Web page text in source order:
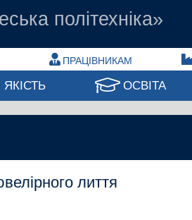
політехніка»
ПРАЦІВНИКАМ
ЯКІСТЬ ОСВІТА
лиття